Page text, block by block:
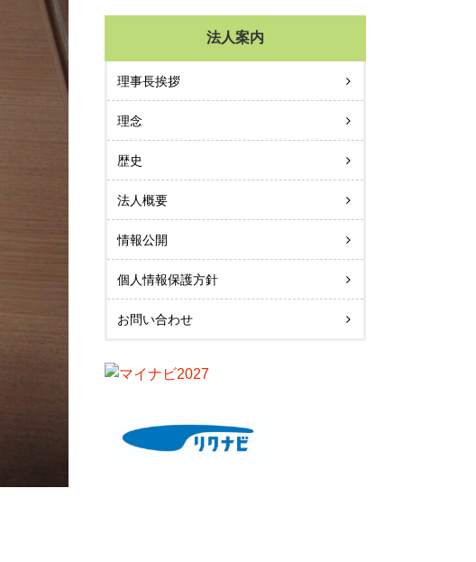
法人案内
理事長挨拶
理念
歴史
法人概要
情報公開
個人情報保護方針
お問い合わせ